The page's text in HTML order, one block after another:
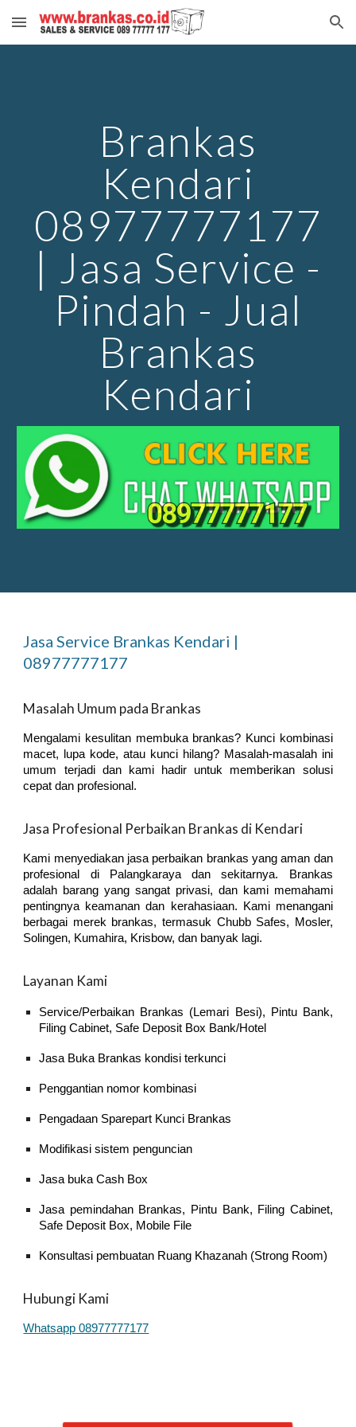
Skip to main content Skip to navigation
Brankas
Kendari
08977777177
| Jasa Service -
Pindah - Jual
Brankas
Kendari
Jasa Service Brankas Kendari |
08977777177
Masalah Umum pada Brankas
Mengalami kesulitan membuka brankas? Kunci kombinasi
macet, lupa kode, atau kunci hilang? Masalah-masalah ini
umum terjadi dan kami hadir untuk memberikan solusi
cepat dan profesional.
Jasa Profesional Perbaikan Brankas di Kendari
Kami menyediakan jasa perbaikan brankas yang aman dan
profesional di Palangkaraya dan sekitarnya. Brankas
adalah barang yang sangat privasi, dan kami memahami
pentingnya keamanan dan kerahasiaan. Kami menangani
berbagai merek brankas, termasuk Chubb Safes, Mosler,
Solingen, Kumahira, Krisbow, dan banyak lagi.
Layanan Kami
Service/Perbaikan Brankas (Lemari Besi), Pintu Bank,
Filing Cabinet, Safe Deposit Box Bank/Hotel
Jasa Buka Brankas kondisi terkunci
Penggantian nomor kombinasi
Pengadaan Sparepart Kunci Brankas
Modifikasi sistem penguncian
Jasa buka Cash Box
Jasa pemindahan Brankas, Pintu Bank, Filing Cabinet,
Safe Deposit Box, Mobile File
Konsultasi pembuatan Ruang Khazanah (Strong Room)
Hubungi Kami
Whatsapp 08977777177